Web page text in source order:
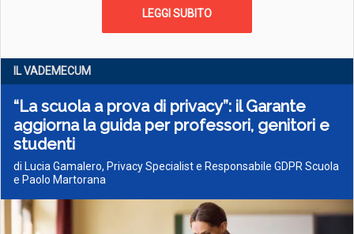
LEGGI SUBITO
IL VADEMECUM
“La scuola a prova di privacy”: il Garante
aggiorna la guida per professori, genitori e
studenti
di Lucia Gamalero, Privacy Specialist e Responsabile GDPR Scuola
e Paolo Martorana